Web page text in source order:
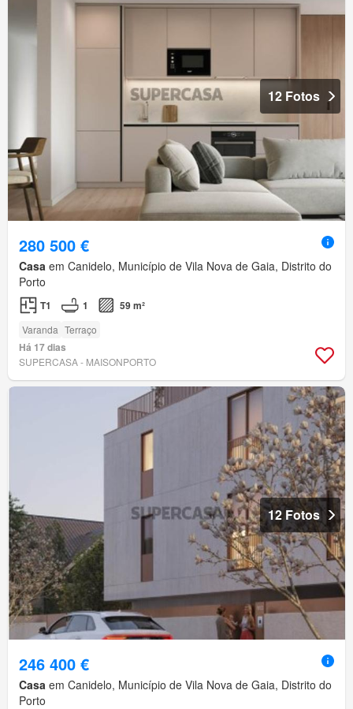
12 Fotos
280 500 €
Casa em Canidelo, Município de Vila Nova de Gaia, Distrito do
Porto
T1 1 59 m²
Varanda Terraço
Há 17 dias
SUPERCASA - MAISONPORTO
12 Fotos
246 400 €
Casa em Canidelo, Município de Vila Nova de Gaia, Distrito do
Porto